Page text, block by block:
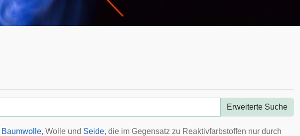
Erweiterte Suche
Baumwolle, Wolle und Seide, die im Gegensatz zu Reaktivfarbstoffen nur durch